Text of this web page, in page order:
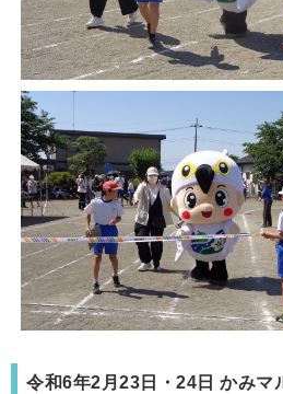
令和6年2月23日・24日 かみマ